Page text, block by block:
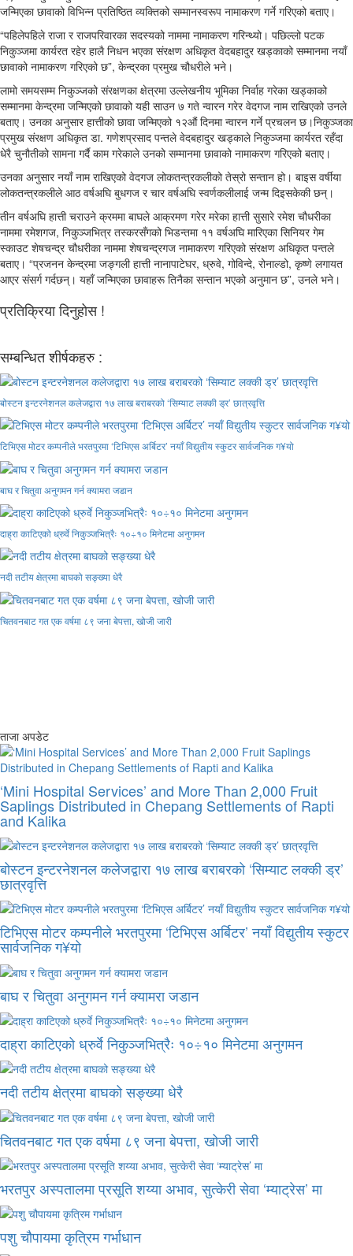
जन्मिएका छावाको विभिन्न प्रतिष्ठित व्यक्तिको सम्मानस्वरूप नामाकरण गर्ने गरिएको बताए।
“पहिलेपहिले राजा र राजपरिवारका सदस्यको नाममा नामाकरण गरिन्थ्यो। पछिल्लो पटक
निकुञ्जमा कार्यरत रहेर हालै निधन भएका संरक्षण अधिकृत वेदबहादुर खड्काको सम्मानमा नयाँ
छावाको नामाकरण गरिएको छ”, केन्द्रका प्रमुख चौधरीले भने।
लामो समयसम्म निकुञ्जको संरक्षणका क्षेत्रमा उल्लेखनीय भूमिका निर्वाह गरेका खड्काको
सम्मानमा केन्द्रमा जन्मिएको छावाको यही साउन ७ गते न्वारन गरेर वेदगज नाम राखिएको उनले
बताए। उनका अनुसार हात्तीको छावा जन्मिएको १२औं दिनमा न्वारन गर्ने प्रचलन छ।निकुञ्जका
प्रमुख संरक्षण अधिकृत डा. गणेशप्रसाद पन्तले वेदबहादुर खड्काले निकुञ्जमा कार्यरत रहँदा
धेरै चुनौतीको सामना गर्दै काम गरेकाले उनको सम्मानमा छावाको नामाकरण गरिएको बताए।
उनका अनुसार नयाँ नाम राखिएको वेदगज लोकतन्त्रकलीको तेस्रो सन्तान हो। बाइस वर्षीया
लोकतन्त्रकलीले आठ वर्षअघि बुधगज र चार वर्षअघि स्वर्णकलीलाई जन्म दिइसकेकी छन्।
तीन वर्षअघि हात्ती चराउने क्रममा बाघले आक्रमण गरेर मरेका हात्ती सुसारे रमेश चौधरीका
नाममा रमेशगज, निकुञ्जभित्र तस्करसँगको भिडन्तमा ११ वर्षअघि मारिएका सिनियर गेम
स्काउट शेषचन्द्र चौधरीका नाममा शेषचन्द्रगज नामाकरण गरिएको संरक्षण अधिकृत पन्तले
बताए। “प्रजनन केन्द्रमा जङ्गली हात्ती नानापाटेघर, ध्रुवे, गोविन्दे, रोनाल्डो, कृष्णे लगायत
आएर संसर्ग गर्दछन्। यहाँ जन्मिएका छावाहरू तिनैका सन्तान भएको अनुमान छ”, उनले भने।
प्रतिक्रिया दिनुहोस !
सम्बन्धित शीर्षकहरु :
बोस्टन इन्टरनेशनल कलेजद्वारा १७ लाख बराबरको ‘सिम्याट लक्की ड्र’ छात्रवृत्ति
टिभिएस मोटर कम्पनीले भरतपुरमा ‘टिभिएस अर्बिटर’ नयाँ विद्युतीय स्कुटर सार्वजनिक ग¥यो
बाघ र चितुवा अनुगमन गर्न क्यामरा जडान
दाह्रा काटिएको ध्रुर्वे निकुञ्जभित्रैः १०÷१० मिनेटमा अनुगमन
नदी तटीय क्षेत्रमा बाघको सङ्ख्या धेरै
चितवनबाट गत एक वर्षमा ८९ जना बेपत्ता, खोजी जारी
ताजा अपडेट
‘Mini Hospital Services’ and More Than 2,000 Fruit
Saplings Distributed in Chepang Settlements of Rapti
and Kalika
बोस्टन इन्टरनेशनल कलेजद्वारा १७ लाख बराबरको ‘सिम्याट लक्की ड्र’
छात्रवृत्ति
टिभिएस मोटर कम्पनीले भरतपुरमा ‘टिभिएस अर्बिटर’ नयाँ विद्युतीय स्कुटर
सार्वजनिक ग¥यो
बाघ र चितुवा अनुगमन गर्न क्यामरा जडान
दाह्रा काटिएको ध्रुर्वे निकुञ्जभित्रैः १०÷१० मिनेटमा अनुगमन
नदी तटीय क्षेत्रमा बाघको सङ्ख्या धेरै
चितवनबाट गत एक वर्षमा ८९ जना बेपत्ता, खोजी जारी
भरतपुर अस्पतालमा प्रसूति शय्या अभाव, सुत्केरी सेवा ‘म्याट्रेस’ मा
पशु चौपायमा कृत्रिम गर्भाधान